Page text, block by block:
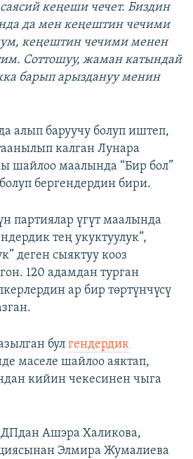
кеңеши чечет. Биздин
да мен кеңештин чечими
кеңештин чечими менен
Соттошуу, жаман катындай
барып арыздануу менин
алып баруучу болуп иштеп,
калган Лунара
шайлоо маалында “Бир бол”
бергендердин бири.
партиялар үгүт маалында
тең укуктуулук”,
деген сыяктуу кооз
120 адамдан турган
ар бир төртүнчүсү
бул гендердик
маселе шайлоо аяктап,
кийин чекесинен чыга
Ашэра Халикова,
Элмира Жумалиева